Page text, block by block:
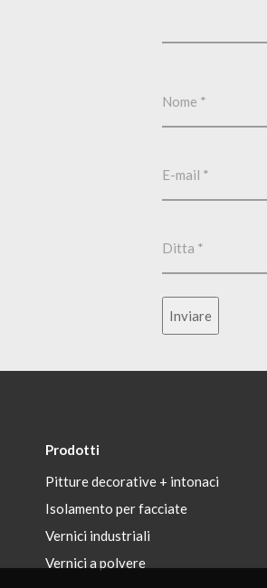
Inviare
Prodotti
Pitture decorative + intonaci
Isolamento per facciate
Vernici industriali
Vernici a polvere